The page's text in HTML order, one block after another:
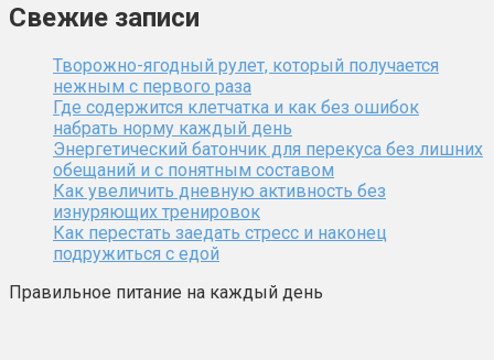
Свежие записи
Творожно-ягодный рулет, который получается
нежным с первого раза
Где содержится клетчатка и как без ошибок
набрать норму каждый день
Энергетический батончик для перекуса без лишних
обещаний и с понятным составом
Как увеличить дневную активность без
изнуряющих тренировок
Как перестать заедать стресс и наконец
подружиться с едой
Правильное питание на каждый день